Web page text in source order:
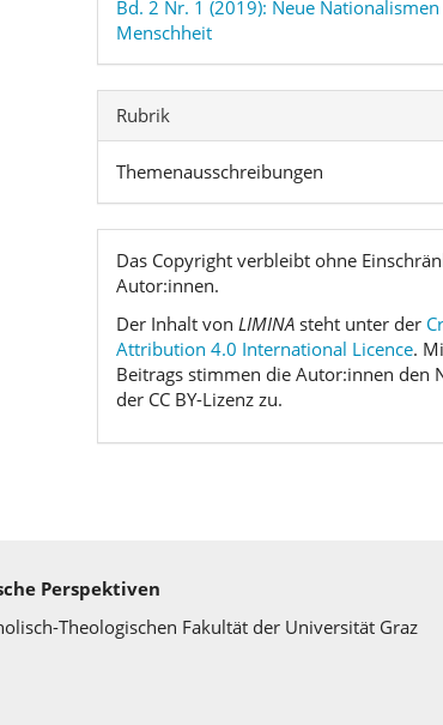
Bd. 2 Nr. 1 (2019): Neue
Menschheit
Rubrik
Themenausschreibungen
Das Copyright verbleibt ohne
Autor:innen.
Der Inhalt von LIMINA steht unter der
Attribution 4.0 International Licence.
Beitrags stimmen die Autor:innen den
der CC BY-Lizenz zu.
Perspektiven
Theologischen Fakultät der Universität Graz